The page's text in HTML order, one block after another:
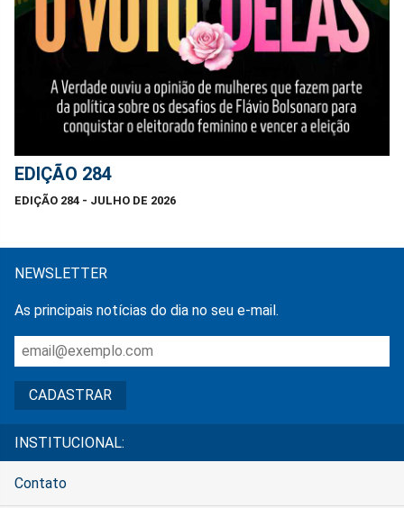
EDIÇÃO 284
EDIÇÃO 284 - JULHO DE 2026
NEWSLETTER
As principais notícias do dia no seu e-mail.
INSTITUCIONAL:
Contato